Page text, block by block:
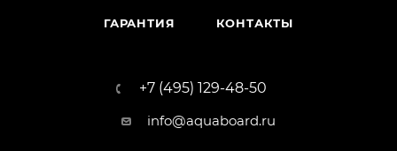
ГАРАНТИЯ КОНТАКТЫ
+7 (495) 129-48-50
info@aquaboard.ru